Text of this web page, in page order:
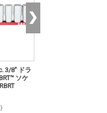
3/8" ドラ
ソケ